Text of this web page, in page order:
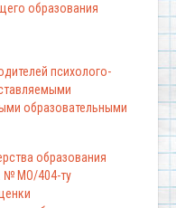
образования
психолого-
образовательными
образования
№ МО/404-ту